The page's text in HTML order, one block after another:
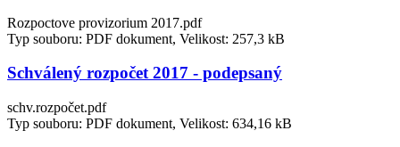
Rozpoctove provizorium 2017.pdf
Typ souboru: PDF dokument, Velikost: 257,3 kB
Schválený rozpočet 2017 - podepsaný
schv.rozpočet.pdf
Typ souboru: PDF dokument, Velikost: 634,16 kB